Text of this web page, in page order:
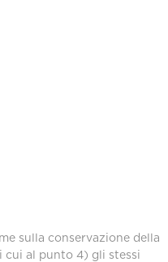
sulla conservazione della
cui al punto 4) gli stessi